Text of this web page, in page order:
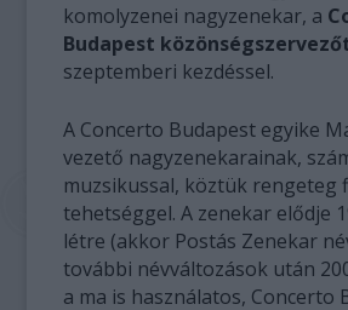
komolyzenei nagyzenekar, a
Budapest
szeptemberi kezdéssel.
A Concerto Budapest egyike
vezető nagyzenekarainak,
muzsikussal, köztük rengeteg
tehetséggel. A zenekar elődje
létre (akkor Postás Zenekar
további névváltozások után
a ma is használatos, Concerto